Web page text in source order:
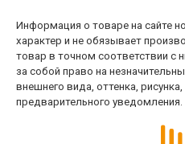
Информация о товаре на сайте
характер и не обязывает
товар в точном соответствии с
за собой право на
внешнего вида, оттенка,
предварительного уведомления.